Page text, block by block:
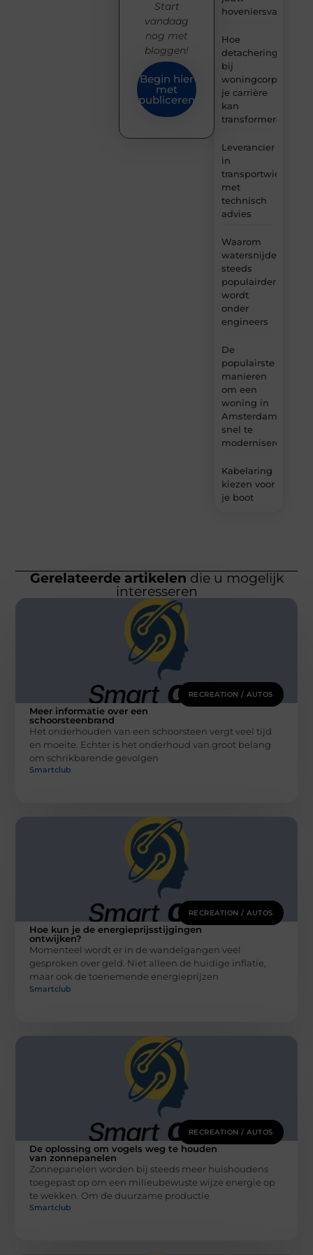
Hoe
detachering
bij
woningcorporaties
je carrière
kan
transformeren
Leverancier
in
transportwielen
met
technisch
advies
Waarom
watersnijden
steeds
populairder
wordt
onder
engineers
De
populairste
manieren
om een
woning in
Amsterdam
snel te
moderniseren
Kabelaring
kiezen voor
je boot
Start
vandaag
nog met
bloggen!
Begin hier
met
publiceren
Gerelateerde artikelen die u mogelijk
interesseren
RECREATION / AUTOS
Meer informatie over een
schoorsteenbrand
Het onderhouden van een schoorsteen vergt veel tijd
en moeite. Echter is het onderhoud van groot belang
om schrikbarende gevolgen
Smartclub
RECREATION / AUTOS
Hoe kun je de energieprijsstijgingen
ontwijken?
Momenteel wordt er in de wandelgangen veel
gesproken over geld. Niet alleen de huidige inflatie,
maar ook de toenemende energieprijzen
Smartclub
RECREATION / AUTOS
De oplossing om vogels weg te houden
van zonnepanelen
Zonnepanelen worden bij steeds meer huishoudens
toegepast op om een milieubewuste wijze energie op
te wekken. Om de duurzame productie
Smartclub